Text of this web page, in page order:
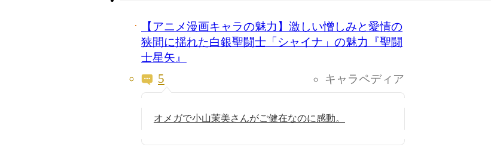
【アニメ漫画キャラの魅力】激しい憎しみと愛情の
狭間に揺れた白銀聖闘士「シャイナ」の魅力『聖闘
士星矢』
キャラペディア
5
オメガで小山茉美さんがご健在なのに感動。